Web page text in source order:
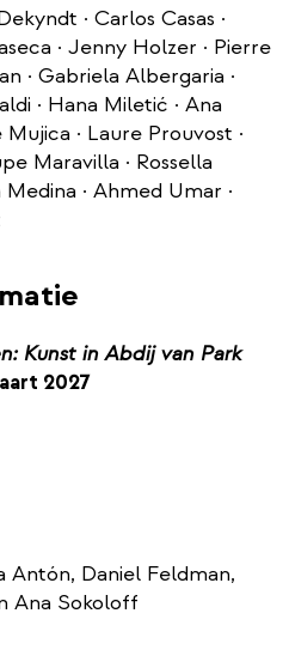
· Carlos Casas ·
· Jenny Holzer · Pierre
· Gabriela Albergaria ·
· Hana Miletić · Ana
· Laure Prouvost ·
Maravilla · Rossella
· Ahmed Umar ·
Kunst in Abdij van Park
2027
Daniel Feldman,
Ana Sokoloff